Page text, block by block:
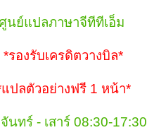
ศูนย์แปลภาษาจีทีทีเอ็ม
*รองรับเครดิตวางบิล*
ปลตัวอย่างฟรี 1 หน้า*
นทร์ - เสาร์ 08:30-17:30